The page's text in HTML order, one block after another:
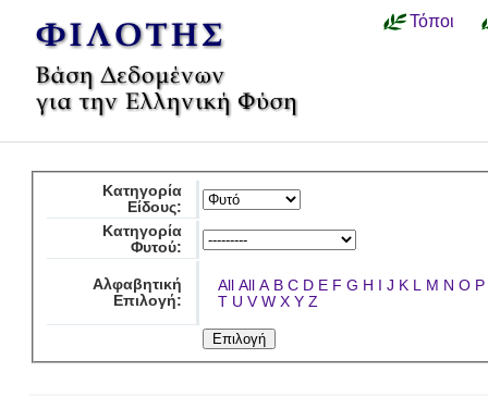
Τόποι
Κατηγορία
Είδους:
Κατηγορία
Φυτού:
Αλφαβητική
Επιλογή:
All All A B C D E F G H I J K L M N O P
T U V W X Y Z